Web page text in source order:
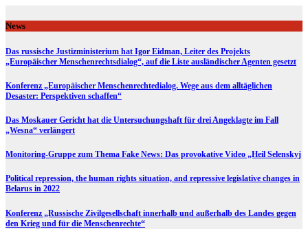
to
content
News
Das russische Justizministerium hat Igor Eidman, Leiter des Projekts
„Europäischer Menschenrechtsdialog“, auf die Liste ausländischer Agenten gesetzt
Konferenz „Europäischer Menschenrechtedialog. Wege aus dem alltäglichen
Desaster: Perspektiven schaffen“
Das Moskauer Gericht hat die Untersuchungshaft für drei Angeklagte im Fall
„Wesna“ verlängert
Monitoring-Gruppe zum Thema Fake News: Das provokative Video „Heil Selenskyj
Political repression, the human rights situation, and repressive legislative changes in
Belarus in 2022
Konferenz „Russische Zivilgesellschaft innerhalb und außerhalb des Landes gegen
den Krieg und für die Menschenrechte“